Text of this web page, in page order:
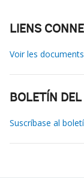
LIENS
Voir les
BOLETÍN
Suscríbase al